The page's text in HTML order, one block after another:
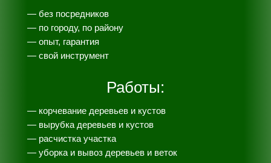
— без посредников
— по городу, по району
— опыт, гарантия
— свой инструмент
Работы:
— корчевание деревьев и кустов
— вырубка деревьев и кустов
— расчистка участка
— уборка и вывоз деревьев и веток